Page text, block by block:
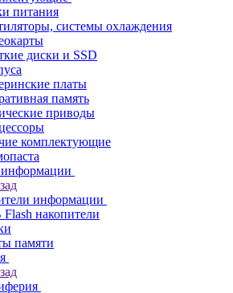
питания
системы охлаждения
диски и SSD
платы
память
приводы
комплектующие
информации
Flash накопители
памяти